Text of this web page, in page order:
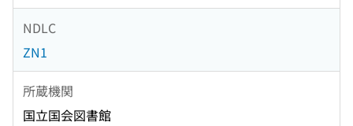
NDLC
ZN1
所蔵機関
国立国会図書館